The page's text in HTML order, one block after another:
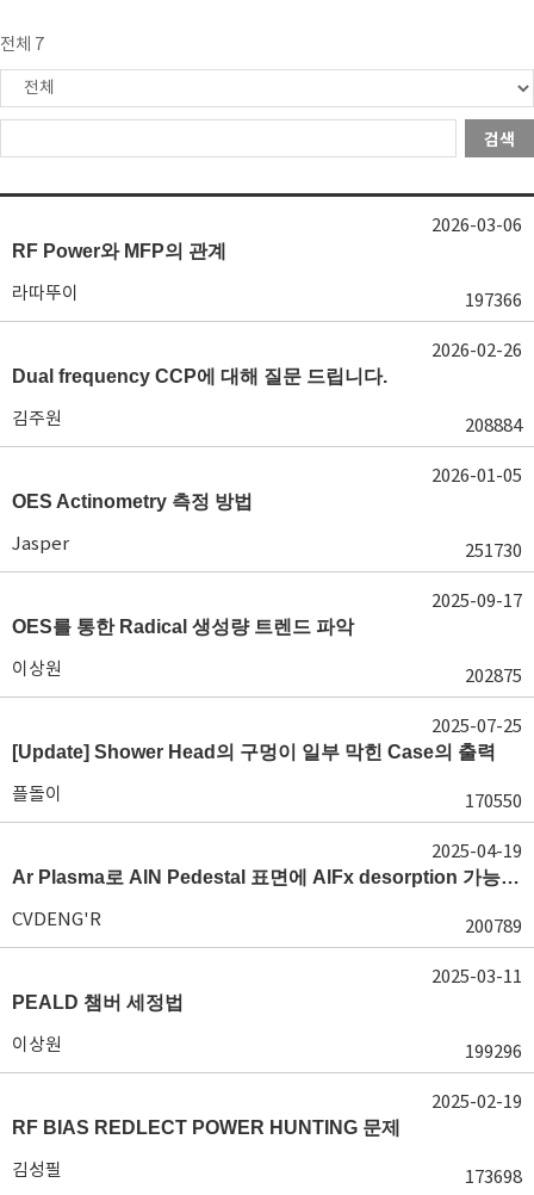
전체 7
검색
RF Power와 MFP의 관계
라따뚜이 197366
2026-03-06
Dual frequency CCP에 대해 질문 드립니다.
김주원 208884
2026-02-26
OES Actinometry 측정 방법
Jasper 251730
2026-01-05
OES를 통한 Radical 생성량 트렌드 파악
이상원 202875
2025-09-17
[Update] Shower Head의 구멍이 일부 막힌 Case의 출력
플돌이 170550
2025-07-25
Ar Plasma로 AlN Pedestal 표면에 AlFx desorption 가능 여부가 궁금합니다.
CVDENG'R 200789
2025-04-19
PEALD 챔버 세정법
이상원 199296
2025-03-11
RF BIAS REDLECT POWER HUNTING 문제
김성필 173698
2025-02-19